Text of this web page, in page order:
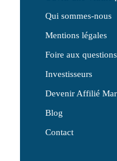
Qui sommes-nous
Mentions légales
Foire aux questions
Investisseurs
Devenir Affilié
Blog
Contact